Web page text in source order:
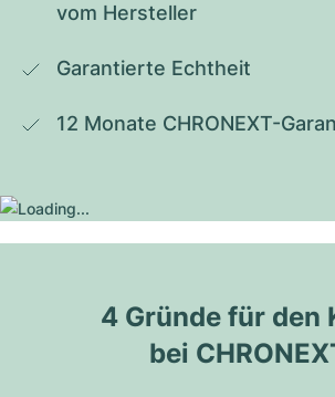
vom Hersteller
Garantierte Echtheit
12 Monate CHRONEXT-
4 Gründe für den
bei